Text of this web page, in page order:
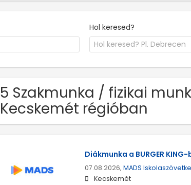
Hol keresed?
5 Szakmunka / fizikai
Kecskemét régióban
Diákmunka a BURGER KING-
07.08.2026, MADS
Kecskemét